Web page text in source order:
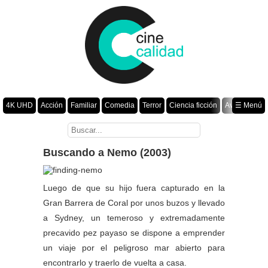
4K UHD Acción Familiar Comedia Terror Ciencia ficción
Aventura
Romance Fantasía Drama Animación Crimen
☰ Menú
Buscando a Nemo (2003)
Luego de que su hijo fuera capturado en la
Gran Barrera de Coral por unos buzos y llevado
a Sydney, un temeroso y extremadamente
precavido pez payaso se dispone a emprender
un viaje por el peligroso mar abierto para
encontrarlo y traerlo de vuelta a casa.